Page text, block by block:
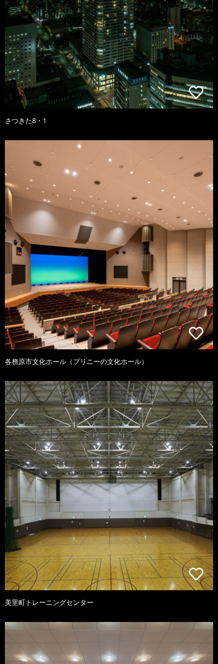
さつきた8・1
各務原市文化ホール（プリニーの文化ホール）
美里町トレーニングセンター